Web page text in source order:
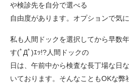
や検診先を自分で選べる
自由度があります。オプションで気
私も人間ドックを選択してから早数
す(ﾟДﾟ)ｴｯ!?人間ドックの
日は、午前中から検査な長丁場な日
いております。そんなこともOKな弊